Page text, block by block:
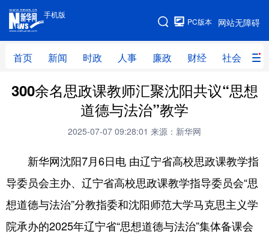
手机版
网站无障碍
PC版本
首页 新闻 时政 人事 廉政 财经 社会 科
手机版
网站地图
首页 新闻 时政 人事
财经 社会
体育 视频 直播 无人机
地方频道
300余名思政课教师汇聚沈阳共议“思想
道德与法治”教学
2025-07-07 09:28:01 来源：新华网
新华网沈阳7月6日电 由辽宁省高校思政课教学指
导委员会主办、辽宁省高校思政课教学指导委员会“思
想道德与法治”分教指委和沈阳师范大学马克思主义学
院承办的2025年辽宁省“思想道德与法治”集体备课会